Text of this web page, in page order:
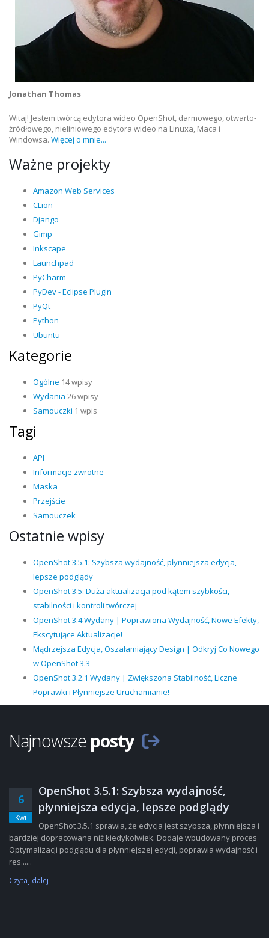
Jonathan Thomas
Witaj! Jestem twórcą edytora wideo OpenShot, darmowego, otwarto-
źródłowego, nieliniowego edytora wideo na Linuxa, Maca i
Windowsa. Więcej o mnie...
Ważne projekty
Amazon Web Services
CLion
Django
Gimp
Inkscape
Launchpad
PyCharm
PyDev - Eclipse Plugin
PyQt
Python
Ubuntu
Kategorie
Ogólne 14 wpisy
Wydania 26 wpisy
Samouczki 1 wpis
Tagi
API
Informacje zwrotne
Maska
Przejście
Samouczek
Ostatnie wpisy
OpenShot 3.5.1: Szybsza wydajność, płynniejsza edycja,
lepsze podglądy
OpenShot 3.5: Duża aktualizacja pod kątem szybkości,
stabilności i kontroli twórczej
OpenShot 3.4 Wydany | Poprawiona Wydajność, Nowe Efekty,
Ekscytujące Aktualizacje!
Mądrzejsza Edycja, Oszałamiający Design | Odkryj Co Nowego
w OpenShot 3.3
OpenShot 3.2.1 Wydany | Zwiększona Stabilność, Liczne
Poprawki i Płynniejsze Uruchamianie!
Najnowsze posty
6
Kwi
OpenShot 3.5.1: Szybsza wydajność,
płynniejsza edycja, lepsze podglądy
OpenShot 3.5.1 sprawia, że edycja jest szybsza, płynniejsza i
bardziej dopracowana niż kiedykolwiek. Dodaje wbudowany proces
Optymalizacji podglądu dla płynniejszej edycji, poprawia wydajność i
res......
Czytaj dalej